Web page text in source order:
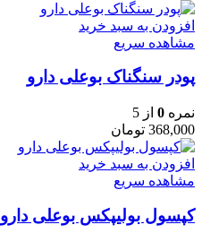
افزودن به سبد خرید
مشاهده سریع
پودر سنگناک بوعلی دارو
نمره 0 از 5
368,000 تومان
افزودن به سبد خرید
مشاهده سریع
کپسول بولیپکس بوعلی دارو